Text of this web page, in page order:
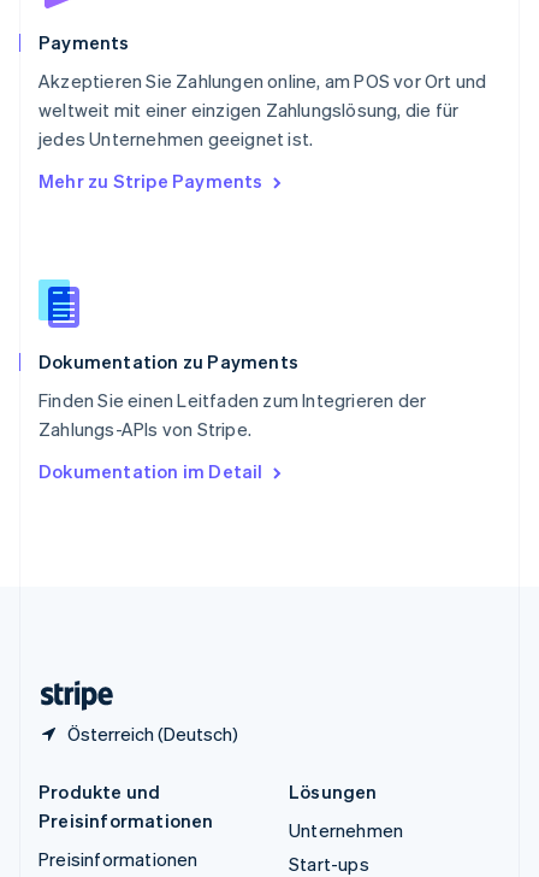
Payments
Akzeptieren Sie Zahlungen online, am POS vor Ort und
weltweit mit einer einzigen Zahlungslösung, die für
jedes Unternehmen geeignet ist.
Mehr zu Stripe Payments
Dokumentation zu Payments
Finden Sie einen Leitfaden zum Integrieren der
Zahlungs-APIs von Stripe.
Dokumentation im Detail
Österreich (Deutsch)
Schweiz
Singapur
English简体中文
Slowakei
Slowenien
English
Spanien
Thailand
Tschechische Republik
English
English
Produkte und
Preisinformationen
Preisinformationen
Lösungen
Unternehmen
Start-ups